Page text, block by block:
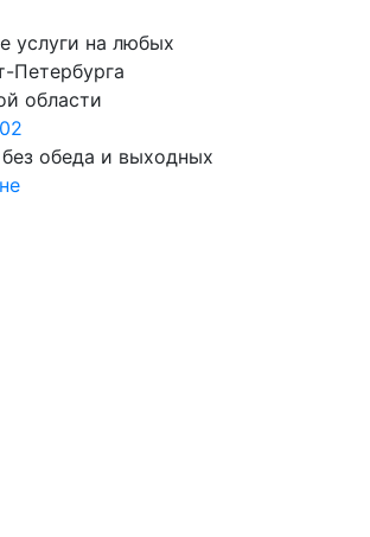
услуги на любых
Петербурга
области
обеда и выходных